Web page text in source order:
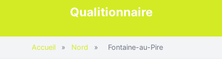
Qualitionnaire
Accueil » Nord » Fontaine-au-Pire